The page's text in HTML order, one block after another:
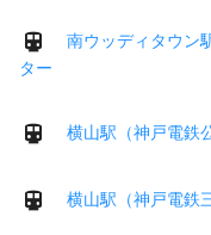
南ウッディタウン
ター
横山駅（神戸電鉄
横山駅（神戸電鉄